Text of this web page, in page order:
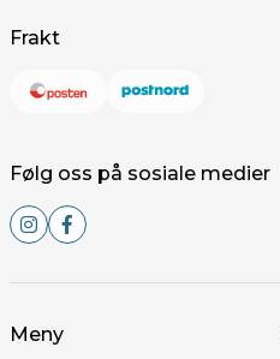
Frakt
Følg oss på sosiale medier
Meny